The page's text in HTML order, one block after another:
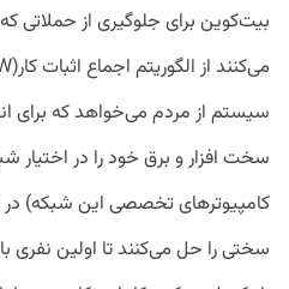
بیت‌کوین برای جلوگیری از حملاتی
سیستم از مردم می‌خواهد که برای
سخت افزار و برق خود را در اختیار
کامپیوتر‌های تخصصی این شبکه) در
سختی را حل می‌کنند تا اولین نفری